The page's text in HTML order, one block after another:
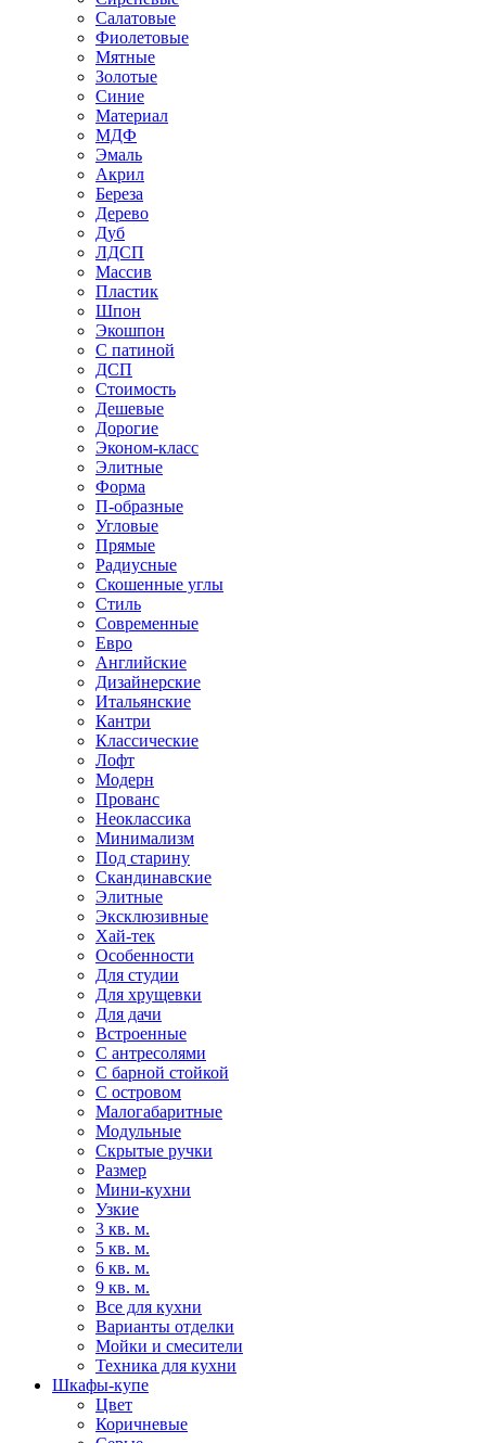
Салатовые
Фиолетовые
Мятные
Золотые
Синие
Материал
МДФ
Эмаль
Акрил
Береза
Дерево
Дуб
ЛДСП
Массив
Пластик
Шпон
Экошпон
С патиной
ДСП
Стоимость
Дешевые
Дорогие
Эконом-класс
Элитные
Форма
П-образные
Угловые
Прямые
Радиусные
Скошенные углы
Стиль
Современные
Евро
Английские
Дизайнерские
Итальянские
Кантри
Классические
Лофт
Модерн
Прованс
Неоклассика
Минимализм
Под старину
Скандинавские
Элитные
Эксклюзивные
Хай-тек
Особенности
Для студии
Для хрущевки
Для дачи
Встроенные
С антресолями
С барной стойкой
С островом
Малогабаритные
Модульные
Скрытые ручки
Размер
Мини-кухни
Узкие
3 кв. м.
5 кв. м.
6 кв. м.
9 кв. м.
Все для кухни
Варианты отделки
Мойки и смесители
Техника для кухни
Шкафы-купе
Цвет
Коричневые